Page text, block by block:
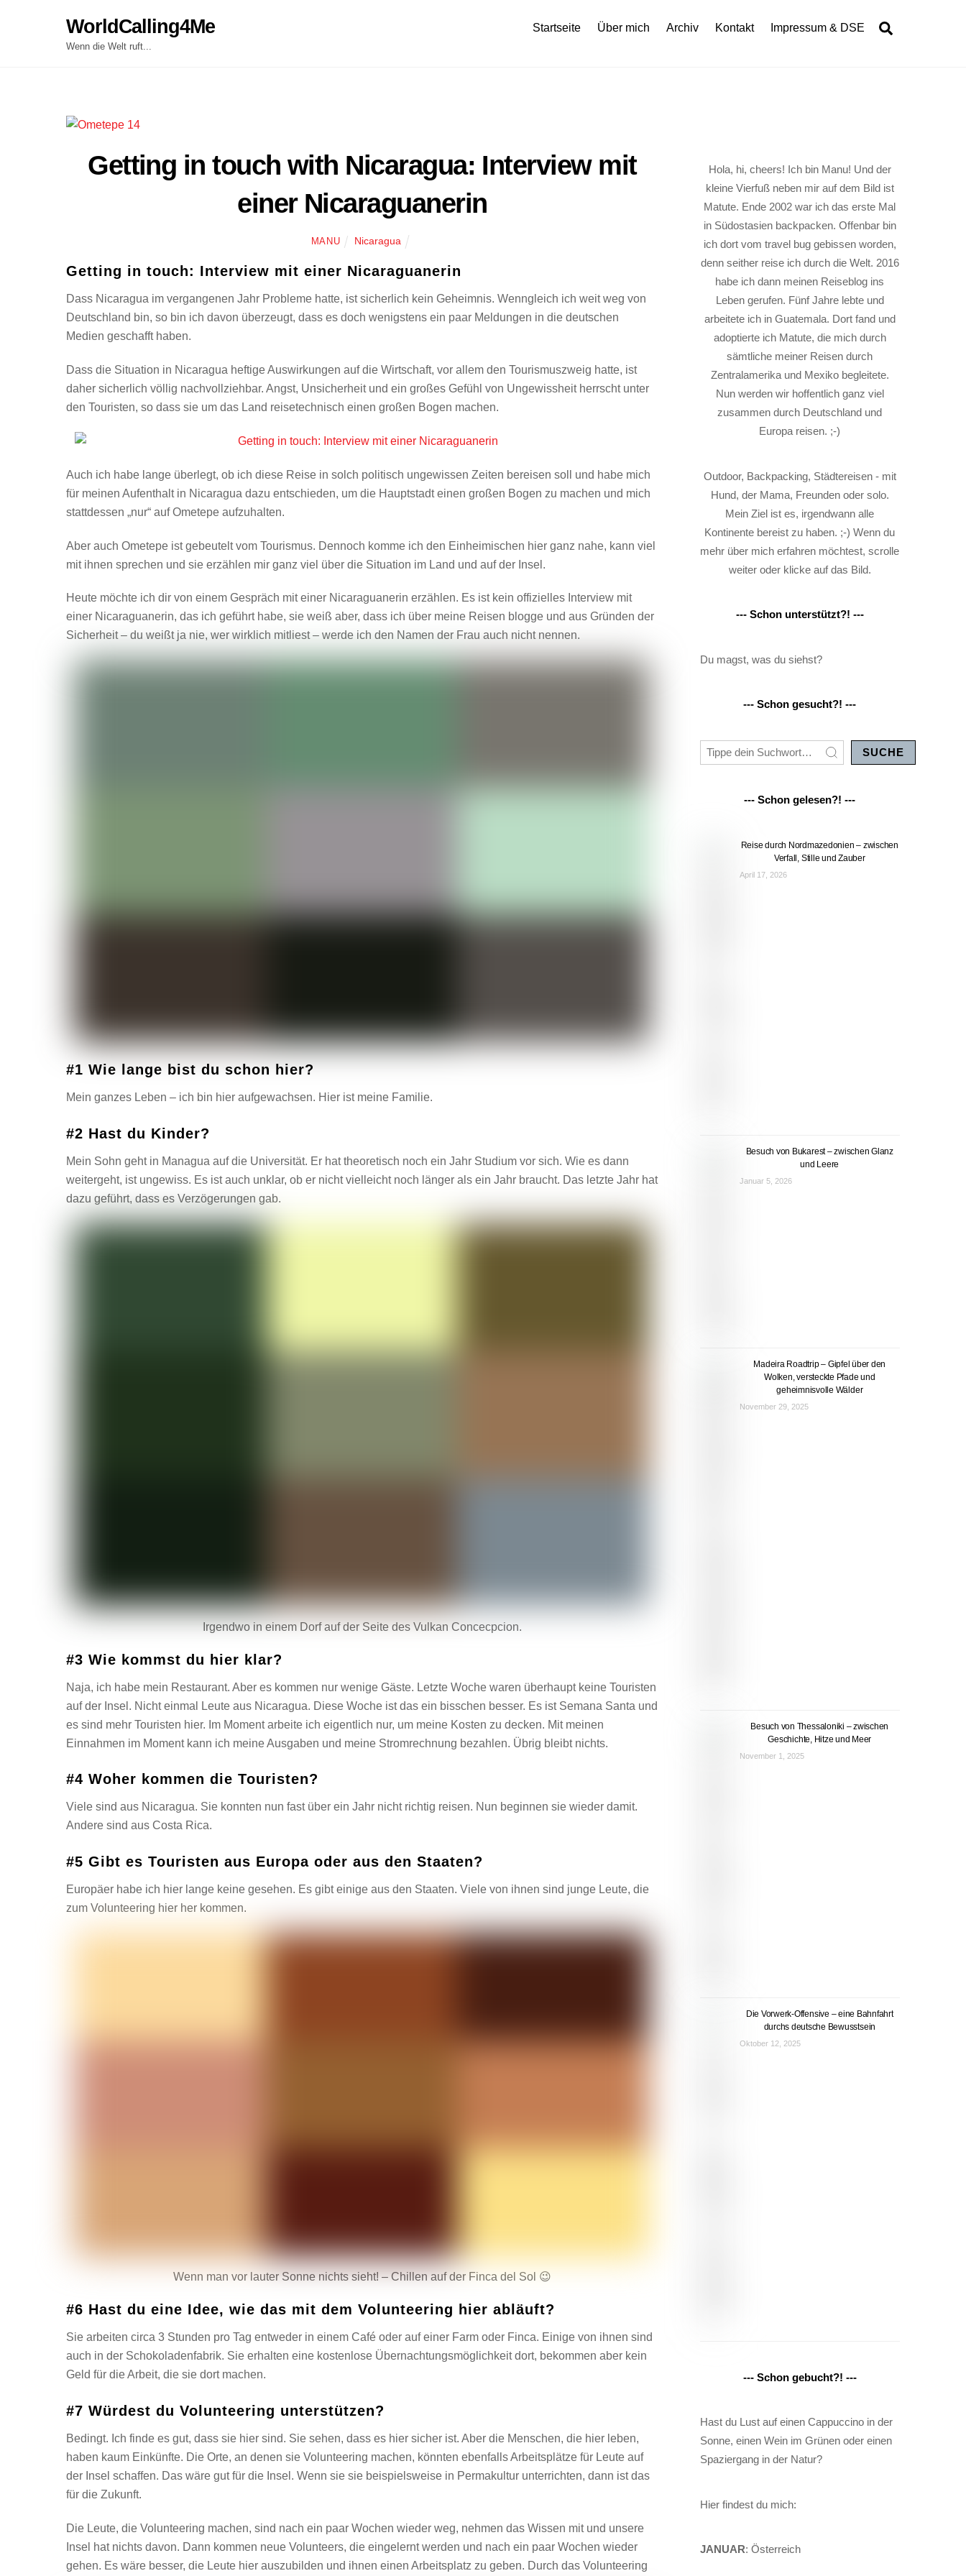
WorldCalling4Me
Wenn die Welt ruft...
Startseite Über mich Archiv Kontakt Impressum & DSE
Getting in touch with Nicaragua: Interview mit
einer Nicaraguanerin
MANU Nicaragua
Getting in touch: Interview mit einer Nicaraguanerin
Dass Nicaragua im vergangenen Jahr Probleme hatte, ist sicherlich kein Geheimnis. Wenngleich ich weit weg von
Deutschland bin, so bin ich davon überzeugt, dass es doch wenigstens ein paar Meldungen in die deutschen
Medien geschafft haben.
Dass die Situation in Nicaragua heftige Auswirkungen auf die Wirtschaft, vor allem den Tourismuszweig hatte, ist
daher sicherlich völlig nachvollziehbar. Angst, Unsicherheit und ein großes Gefühl von Ungewissheit herrscht unter
den Touristen, so dass sie um das Land reisetechnisch einen großen Bogen machen.
Auch ich habe lange überlegt, ob ich diese Reise in solch politisch ungewissen Zeiten bereisen soll und habe mich
für meinen Aufenthalt in Nicaragua dazu entschieden, um die Hauptstadt einen großen Bogen zu machen und mich
stattdessen „nur“ auf Ometepe aufzuhalten.
Aber auch Ometepe ist gebeutelt vom Tourismus. Dennoch komme ich den Einheimischen hier ganz nahe, kann viel
mit ihnen sprechen und sie erzählen mir ganz viel über die Situation im Land und auf der Insel.
Heute möchte ich dir von einem Gespräch mit einer Nicaraguanerin erzählen. Es ist kein offizielles Interview mit
einer Nicaraguanerin, das ich geführt habe, sie weiß aber, dass ich über meine Reisen blogge und aus Gründen der
Sicherheit – du weißt ja nie, wer wirklich mitliest – werde ich den Namen der Frau auch nicht nennen.
#1 Wie lange bist du schon hier?
Mein ganzes Leben – ich bin hier aufgewachsen. Hier ist meine Familie.
#2 Hast du Kinder?
Mein Sohn geht in Managua auf die Universität. Er hat theoretisch noch ein Jahr Studium vor sich. Wie es dann
weitergeht, ist ungewiss. Es ist auch unklar, ob er nicht vielleicht noch länger als ein Jahr braucht. Das letzte Jahr hat
dazu geführt, dass es Verzögerungen gab.
Irgendwo in einem Dorf auf der Seite des Vulkan Concecpcion.
#3 Wie kommst du hier klar?
Naja, ich habe mein Restaurant. Aber es kommen nur wenige Gäste. Letzte Woche waren überhaupt keine Touristen
auf der Insel. Nicht einmal Leute aus Nicaragua. Diese Woche ist das ein bisschen besser. Es ist Semana Santa und
es sind mehr Touristen hier. Im Moment arbeite ich eigentlich nur, um meine Kosten zu decken. Mit meinen
Einnahmen im Moment kann ich meine Ausgaben und meine Stromrechnung bezahlen. Übrig bleibt nichts.
#4 Woher kommen die Touristen?
Viele sind aus Nicaragua. Sie konnten nun fast über ein Jahr nicht richtig reisen. Nun beginnen sie wieder damit.
Andere sind aus Costa Rica.
#5 Gibt es Touristen aus Europa oder aus den Staaten?
Europäer habe ich hier lange keine gesehen. Es gibt einige aus den Staaten. Viele von ihnen sind junge Leute, die
zum Volunteering hier her kommen.
Wenn man vor lauter Sonne nichts sieht! – Chillen auf der Finca del Sol 😉
#6 Hast du eine Idee, wie das mit dem Volunteering hier abläuft?
Sie arbeiten circa 3 Stunden pro Tag entweder in einem Café oder auf einer Farm oder Finca. Einige von ihnen sind
auch in der Schokoladenfabrik. Sie erhalten eine kostenlose Übernachtungsmöglichkeit dort, bekommen aber kein
Geld für die Arbeit, die sie dort machen.
#7 Würdest du Volunteering unterstützen?
Bedingt. Ich finde es gut, dass sie hier sind. Sie sehen, dass es hier sicher ist. Aber die Menschen, die hier leben,
haben kaum Einkünfte. Die Orte, an denen sie Volunteering machen, könnten ebenfalls Arbeitsplätze für Leute auf
der Insel schaffen. Das wäre gut für die Insel. Wenn sie sie beispielsweise in Permakultur unterrichten, dann ist das
für die Zukunft.
Die Leute, die Volunteering machen, sind nach ein paar Wochen wieder weg, nehmen das Wissen mit und unsere
Insel hat nichts davon. Dann kommen neue Volunteers, die eingelernt werden und nach ein paar Wochen wieder
gehen. Es wäre besser, die Leute hier auszubilden und ihnen einen Arbeitsplatz zu geben. Durch das Volunteering
Hola, hi, cheers! Ich bin Manu! Und der
kleine Vierfuß neben mir auf dem Bild ist
Matute. Ende 2002 war ich das erste Mal
in Südostasien backpacken. Offenbar bin
ich dort vom travel bug gebissen worden,
denn seither reise ich durch die Welt. 2016
habe ich dann meinen Reiseblog ins
Leben gerufen. Fünf Jahre lebte und
arbeitete ich in Guatemala. Dort fand und
adoptierte ich Matute, die mich durch
sämtliche meiner Reisen durch
Zentralamerika und Mexiko begleitete.
Nun werden wir hoffentlich ganz viel
zusammen durch Deutschland und
Europa reisen. ;-)
Outdoor, Backpacking, Städtereisen - mit
Hund, der Mama, Freunden oder solo.
Mein Ziel ist es, irgendwann alle
Kontinente bereist zu haben. ;-) Wenn du
mehr über mich erfahren möchtest, scrolle
weiter oder klicke auf das Bild.
--- Schon unterstützt?! ---
Du magst, was du siehst?
--- Schon gesucht?! ---
SUCHE
--- Schon gelesen?! ---
Reise durch Nordmazedonien – zwischen
Verfall, Stille und Zauber
April 17, 2026
Besuch von Bukarest – zwischen Glanz
und Leere
Januar 5, 2026
Madeira Roadtrip – Gipfel über den
Wolken, versteckte Pfade und
geheimnisvolle Wälder
November 29, 2025
Besuch von Thessaloniki – zwischen
Geschichte, Hitze und Meer
November 1, 2025
Die Vorwerk-Offensive – eine Bahnfahrt
durchs deutsche Bewusstsein
Oktober 12, 2025
--- Schon gebucht?! ---
Hast du Lust auf einen Cappuccino in der
Sonne, einen Wein im Grünen oder einen
Spaziergang in der Natur?
Hier findest du mich:
JANUAR: Österreich